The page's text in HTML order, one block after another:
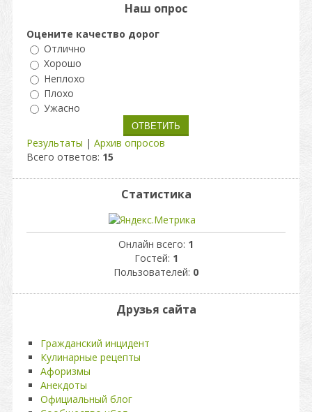
Наш опрос
Оцените качество дорог
Отлично
Хорошо
Неплохо
Плохо
Ужасно
Результаты | Архив опросов
Всего ответов: 15
Статистика
Онлайн всего: 1
Гостей: 1
Пользователей: 0
Друзья сайта
Гражданский инцидент
Кулинарные рецепты
Афоризмы
Анекдоты
Официальный блог